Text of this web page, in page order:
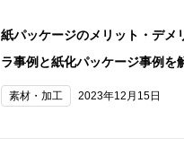
紙パッケージのメリット・デメ
ラ事例と紙化パッケージ事例を
素材・加工 2023年12月15日